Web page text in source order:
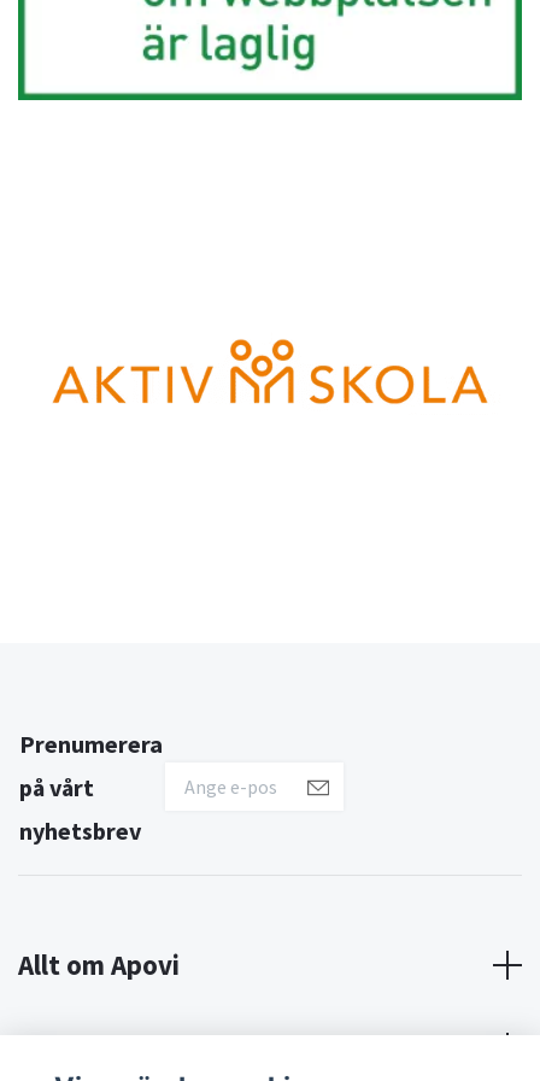
Prenumerera
på vårt
nyhetsbrev
Allt om Apovi
Om Apovi